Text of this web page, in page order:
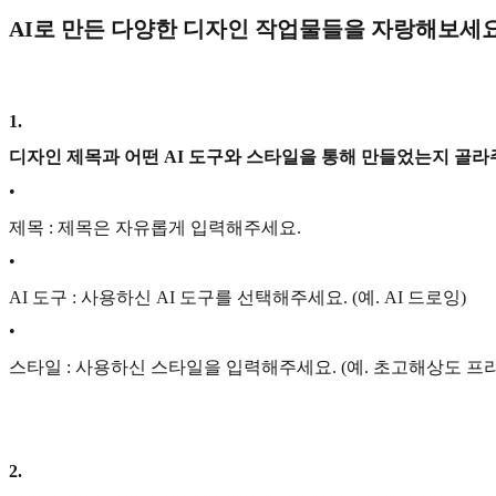
AI로 만든 다양한 디자인 작업물들을 자랑해보세
1.
디자인 제목과 어떤 AI 도구와 스타일을 통해 만들었는지 골라
•
제목 : 제목은 자유롭게 입력해주세요.
•
AI 도구 : 사용하신 AI 도구를 선택해주세요. (예. AI 드로잉)
•
스타일 : 사용하신 스타일을 입력해주세요. (예. 초고해상도 프
2.